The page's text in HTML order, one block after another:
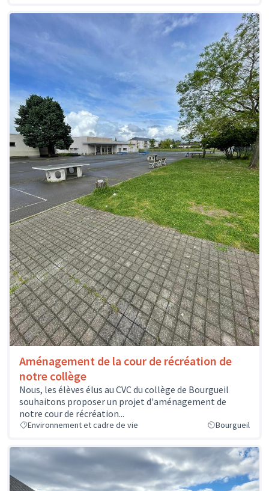
Aménagement de la cour de récréation de
notre collège
Nous, les élèves élus au CVC du collège de Bourgueil
souhaitons proposer un projet d'aménagement de
notre cour de récréation...
Environnement et cadre de vie Bourgueil